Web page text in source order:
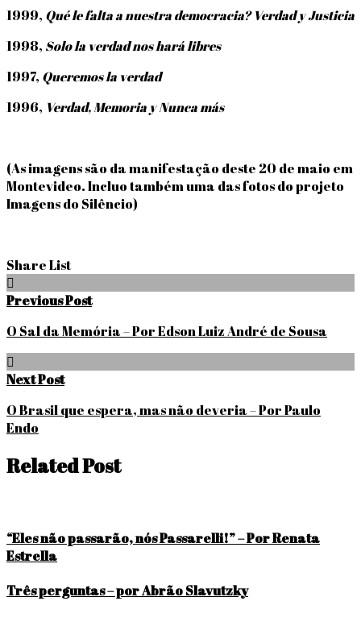
1999, Qué le falta a nuestra democracia? Verdad y Justicia
1998, Solo la verdad nos hará libres
1997, Queremos la verdad
1996, Verdad, Memoria y Nunca más
(As imagens são da manifestação deste 20 de maio em
Montevideo. Incluo também uma das fotos do projeto
Imagens do Silêncio)
Share List
Navegação
de
Post
Previous Post
O Sal da Memória – Por Edson Luiz André de Sousa
Next Post
O Brasil que espera, mas não deveria – Por Paulo
Endo
Related Post
“Eles não passarão, nós Passarelli!” – Por Renata
Estrella
Três perguntas – por Abrão Slavutzky